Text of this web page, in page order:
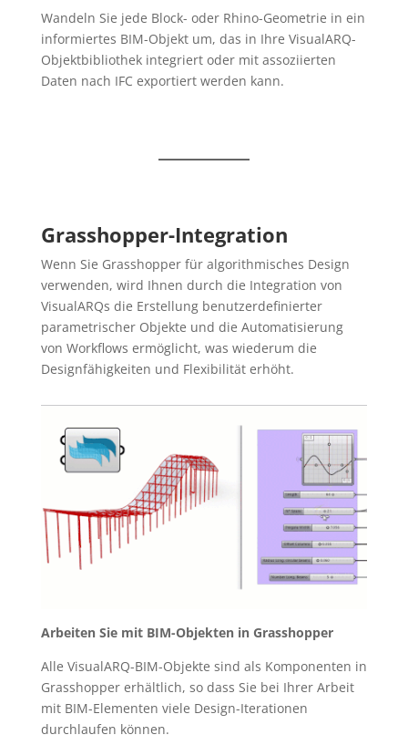
Wandeln Sie jede Block- oder Rhino-Geometrie in ein
informiertes BIM-Objekt um, das in Ihre VisualARQ-
Objektbibliothek integriert oder mit assoziierten
Daten nach IFC exportiert werden kann.
Grasshopper-Integration
Wenn Sie Grasshopper für algorithmisches Design
verwenden, wird Ihnen durch die Integration von
VisualARQs die Erstellung benutzerdefinierter
parametrischer Objekte und die Automatisierung
von Workflows ermöglicht, was wiederum die
Designfähigkeiten und Flexibilität erhöht.
Arbeiten Sie mit BIM-Objekten in Grasshopper
Alle VisualARQ-BIM-Objekte sind als Komponenten in
Grasshopper erhältlich, so dass Sie bei Ihrer Arbeit
mit BIM-Elementen viele Design-Iterationen
durchlaufen können.